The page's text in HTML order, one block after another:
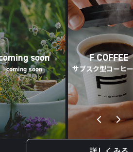
soon
coming soon
F COFFEE
サブスク型コーヒ